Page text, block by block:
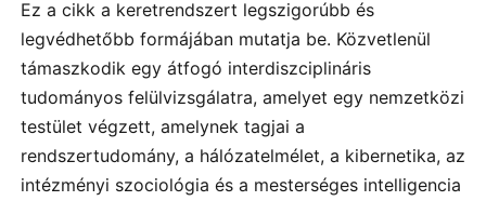
Ez a cikk a keretrendszert legszigorúbb és
legvédhetőbb formájában mutatja be. Közvetlenül
támaszkodik egy átfogó interdiszciplináris
tudományos felülvizsgálatra, amelyet egy nemzetközi
testület végzett, amelynek tagjai a
rendszertudomány, a hálózatelmélet, a kibernetika, az
intézményi szociológia és a mesterséges intelligencia